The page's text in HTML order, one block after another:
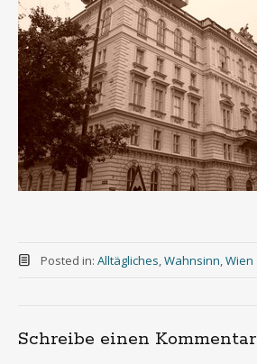
Posted in: Alltägliches,Wahnsinn,Wien
Schreibe einen Kommentar